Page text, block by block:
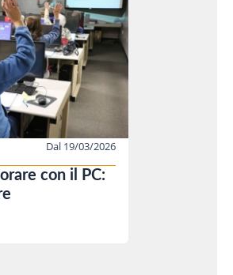
Dal 19/03/2026
con il PC: